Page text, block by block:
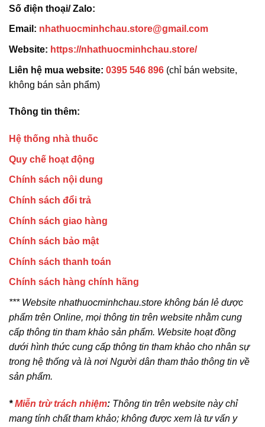
Số điện thoại/ Zalo:
Email: nhathuocminhchau.store@gmail.com
Website: https://nhathuocminhchau.store/
Liên hệ mua website: 0395 546 896 (chỉ bán website,
không bán sản phẩm)
Thông tin thêm:
Hệ thống nhà thuốc
Quy chế hoạt động
Chính sách nội dung
Chính sách đổi trả
Chính sách giao hàng
Chính sách bảo mật
Chính sách thanh toán
Chính sách hàng chính hãng
*** Website nhathuocminhchau.store không bán lẻ dược
phẩm trên Online, mọi thông tin trên website nhằm cung
cấp thông tin tham khảo sản phẩm. Website hoạt đồng
dưới hình thức cung cấp thông tin tham khảo cho nhân sự
trong hệ thống và là nơi Người dân tham thảo thông tin về
sản phẩm.
*Miễn trừ trách nhiệm: Thông tin trên website này chỉ
mang tính chất tham khảo; không được xem là tư vấn y